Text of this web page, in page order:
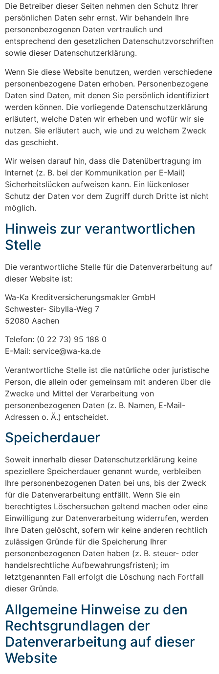
Die Betreiber dieser Seiten nehmen den Schutz Ihrer
persönlichen Daten sehr ernst. Wir behandeln Ihre
personenbezogenen Daten vertraulich und
entsprechend den gesetzlichen Datenschutzvorschriften
sowie dieser Datenschutzerklärung.
Wenn Sie diese Website benutzen, werden verschiedene
personenbezogene Daten erhoben. Personenbezogene
Daten sind Daten, mit denen Sie persönlich identifiziert
werden können. Die vorliegende Datenschutzerklärung
erläutert, welche Daten wir erheben und wofür wir sie
nutzen. Sie erläutert auch, wie und zu welchem Zweck
das geschieht.
Wir weisen darauf hin, dass die Datenübertragung im
Internet (z. B. bei der Kommunikation per E-Mail)
Sicherheitslücken aufweisen kann. Ein lückenloser
Schutz der Daten vor dem Zugriff durch Dritte ist nicht
möglich.
Hinweis zur verantwortlichen
Stelle
Die verantwortliche Stelle für die Datenverarbeitung auf
dieser Website ist:
Wa-Ka Kreditversicherungsmakler GmbH
Schwester- Sibylla-Weg 7
52080 Aachen
Telefon: (0 22 73) 95 188 0
E-Mail: service@wa-ka.de
Verantwortliche Stelle ist die natürliche oder juristische
Person, die allein oder gemeinsam mit anderen über die
Zwecke und Mittel der Verarbeitung von
personenbezogenen Daten (z. B. Namen, E-Mail-
Adressen o. Ä.) entscheidet.
Speicherdauer
Soweit innerhalb dieser Datenschutzerklärung keine
speziellere Speicherdauer genannt wurde, verbleiben
Ihre personenbezogenen Daten bei uns, bis der Zweck
für die Datenverarbeitung entfällt. Wenn Sie ein
berechtigtes Löschersuchen geltend machen oder eine
Einwilligung zur Datenverarbeitung widerrufen, werden
Ihre Daten gelöscht, sofern wir keine anderen rechtlich
zulässigen Gründe für die Speicherung Ihrer
personenbezogenen Daten haben (z. B. steuer- oder
handelsrechtliche Aufbewahrungsfristen); im
letztgenannten Fall erfolgt die Löschung nach Fortfall
dieser Gründe.
Allgemeine Hinweise zu den
Rechtsgrundlagen der
Datenverarbeitung auf dieser
Website